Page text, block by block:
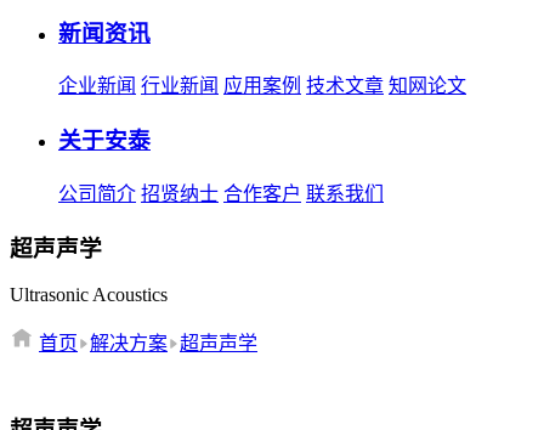
新闻资讯
企业新闻 行业新闻 应用案例 技术文章 知网论文
关于安泰
公司简介 招贤纳士 合作客户 联系我们
超声声学
Ultrasonic Acoustics
首页 解决方案 超声声学